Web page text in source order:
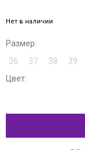
Нет в наличии
Размер:
36
37 38 39
Цвет: